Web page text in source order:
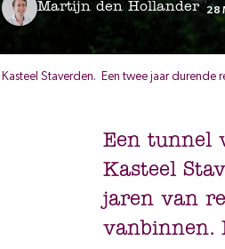
Martijn den Hollander 28
Kasteel Staverden. Een twee jaar durende
Een tunnel
Kasteel
jaren van
vanbinnen.